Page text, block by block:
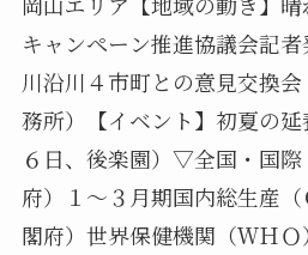
キャンペーン推進協議会記
川沿川４市町との意見交換
務所）【イベント】初夏の
６日、後楽園）▽全国・国
府）１～３月期国内総生産
閣府）世界保健機関（ＷＨＯ